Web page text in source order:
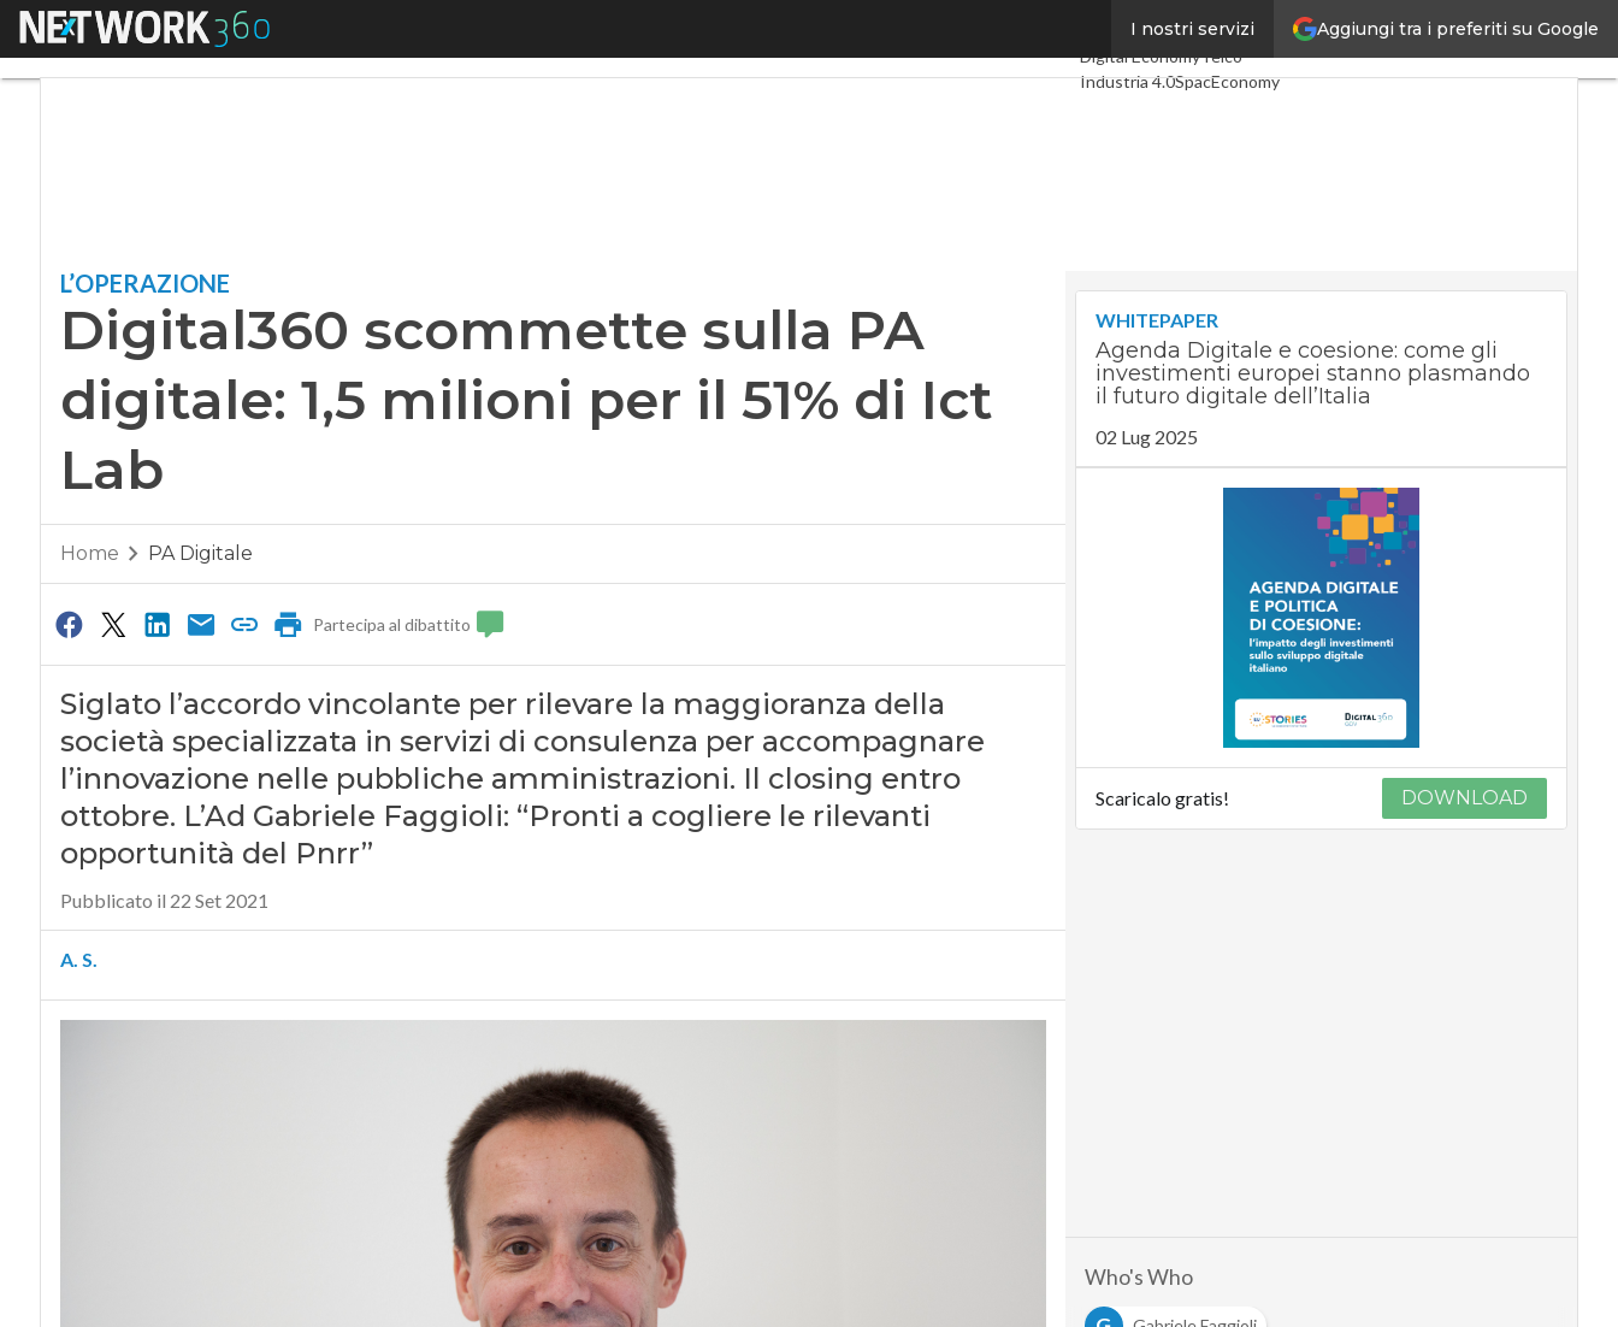
Aggiungi tra i preferiti su Google
I nostri servizi
Menu
Ultimi articoli
Digital EconomyTelco
Industria 4.0SpacEconomy
L’OPERAZIONE
Digital360 scommette sulla PA
digitale: 1,5 milioni per il 51% di Ict
Lab
Home PA Digitale
Partecipa al dibattito
Siglato l’accordo vincolante per rilevare la maggioranza della
società specializzata in servizi di consulenza per accompagnare
l’innovazione nelle pubbliche amministrazioni. Il closing entro
ottobre. L’Ad Gabriele Faggioli: “Pronti a cogliere le rilevanti
opportunità del Pnrr”
Pubblicato il 22 Set 2021
A. S.
WHITEPAPER
Agenda Digitale e coesione: come gli
investimenti europei stanno plasmando
il futuro digitale dell’Italia
02 Lug 2025
Scaricalo gratis! DOWNLOAD
Who's Who